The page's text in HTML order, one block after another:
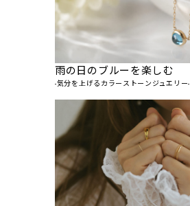
雨の日のブルーを楽しむ
-気分を上げるカラーストーンジュエリー-